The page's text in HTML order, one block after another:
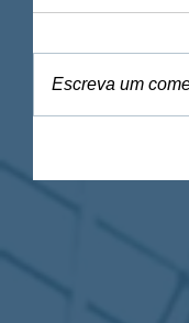
Escreva um